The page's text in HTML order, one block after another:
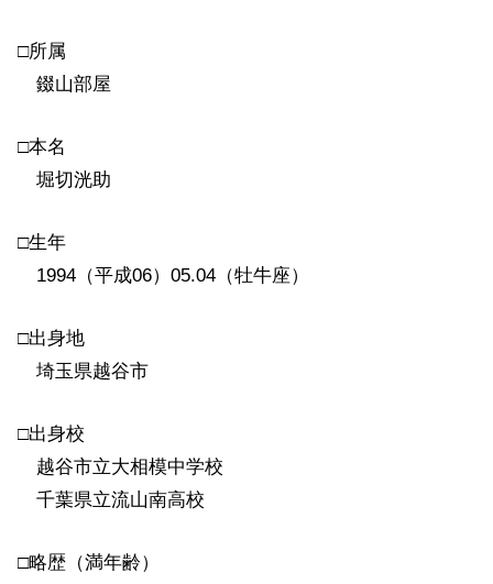
□所属
錣山部屋
□本名
堀切洸助
□生年
1994（平成06）05.04（牡牛座）
□出身地
埼玉県越谷市
□出身校
越谷市立大相模中学校
千葉県立流山南高校
□略歴（満年齢）